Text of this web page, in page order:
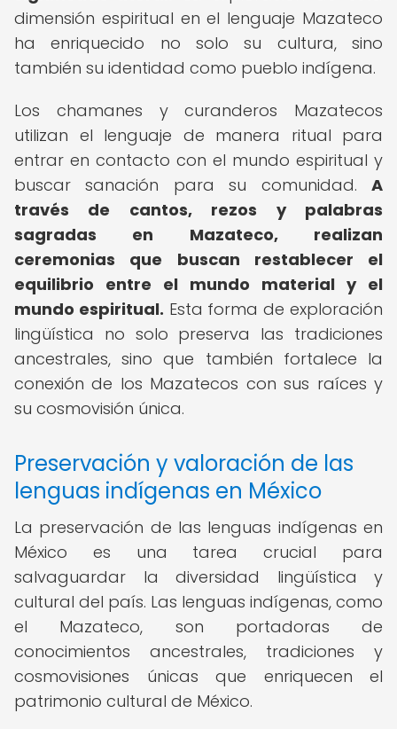
dimensión espiritual en el lenguaje Mazateco
ha enriquecido no solo su cultura, sino
también su identidad como pueblo indígena.
Los chamanes y curanderos Mazatecos
utilizan el lenguaje de manera ritual para
entrar en contacto con el mundo espiritual y
buscar sanación para su comunidad. A
través de cantos, rezos y palabras
sagradas en Mazateco, realizan
ceremonias que buscan restablecer el
equilibrio entre el mundo material y el
mundo espiritual. Esta forma de exploración
lingüística no solo preserva las tradiciones
ancestrales, sino que también fortalece la
conexión de los Mazatecos con sus raíces y
su cosmovisión única.
Preservación y valoración de las
lenguas indígenas en México
La preservación de las lenguas indígenas en
México es una tarea crucial para
salvaguardar la diversidad lingüística y
cultural del país. Las lenguas indígenas, como
el Mazateco, son portadoras de
conocimientos ancestrales, tradiciones y
cosmovisiones únicas que enriquecen el
patrimonio cultural de México.